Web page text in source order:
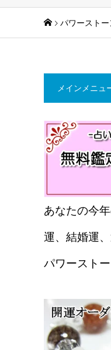
パワースト
メインメニュ
あなたの今
運、結婚運
パワースト